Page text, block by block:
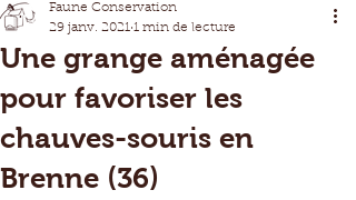
Une grange aménagée
pour favoriser les
chauves-souris en
Brenne (36)
Faune Conservation
29 janv. 2021 1 min de lecture